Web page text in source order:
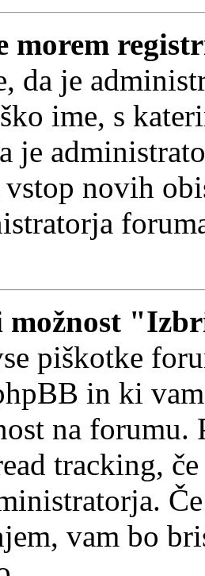
morem
da je
ime, s
je
novih
možnost
piškotke
in ki
na forumu.
tracking,
vam bo